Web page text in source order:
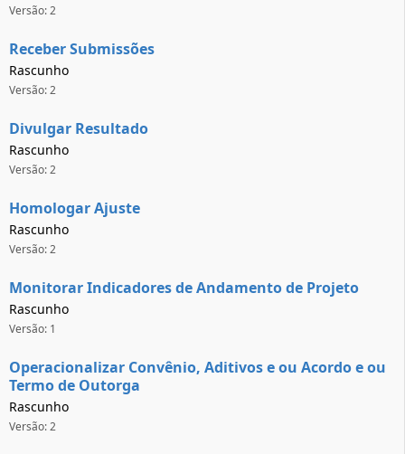
Versão: 2
Receber Submissões
Rascunho
Versão: 2
Divulgar Resultado
Rascunho
Versão: 2
Homologar Ajuste
Rascunho
Versão: 2
Monitorar Indicadores de Andamento de Projeto
Rascunho
Versão: 1
Operacionalizar Convênio, Aditivos e ou Acordo e ou
Termo de Outorga
Rascunho
Versão: 2